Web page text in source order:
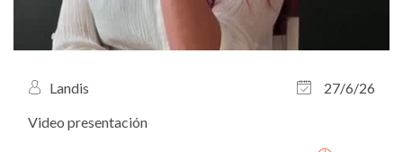
Landis
27/6/26
Video presentación